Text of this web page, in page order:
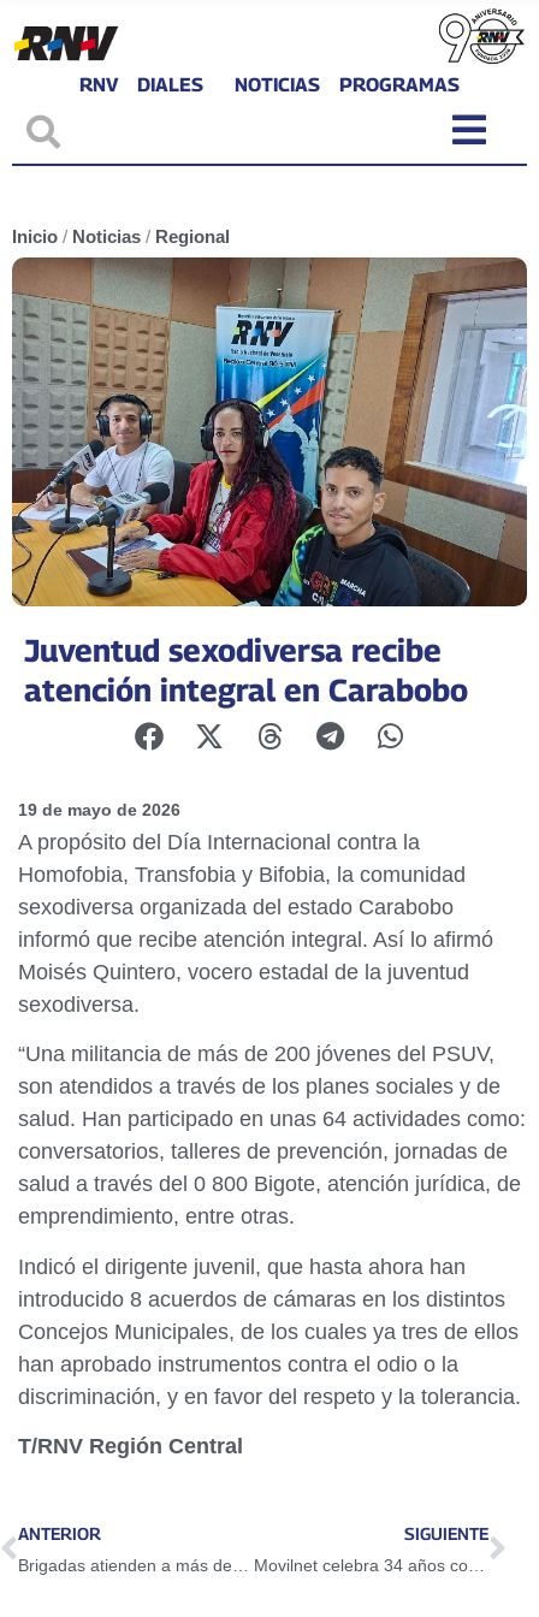
RNV DIALES NOTICIAS PROGRAMAS
Inicio / Noticias / Regional
Juventud sexodiversa recibe
atención integral en Carabobo
19 de mayo de 2026
A propósito del Día Internacional contra la
Homofobia, Transfobia y Bifobia, la comunidad
sexodiversa organizada del estado Carabobo
informó que recibe atención integral. Así lo afirmó
Moisés Quintero, vocero estadal de la juventud
sexodiversa.
“Una militancia de más de 200 jóvenes del PSUV,
son atendidos a través de los planes sociales y de
salud. Han participado en unas 64 actividades como:
conversatorios, talleres de prevención, jornadas de
salud a través del 0 800 Bigote, atención jurídica, de
emprendimiento, entre otras.
Indicó el dirigente juvenil, que hasta ahora han
introducido 8 acuerdos de cámaras en los distintos
Concejos Municipales, de los cuales ya tres de ellos
han aprobado instrumentos contra el odio o la
discriminación, y en favor del respeto y la tolerancia.
T/RNV Región Central
ANTERIOR SIGUIENTE
Movilnet celebra 34 años con soluciones innovadoras para Venezuela